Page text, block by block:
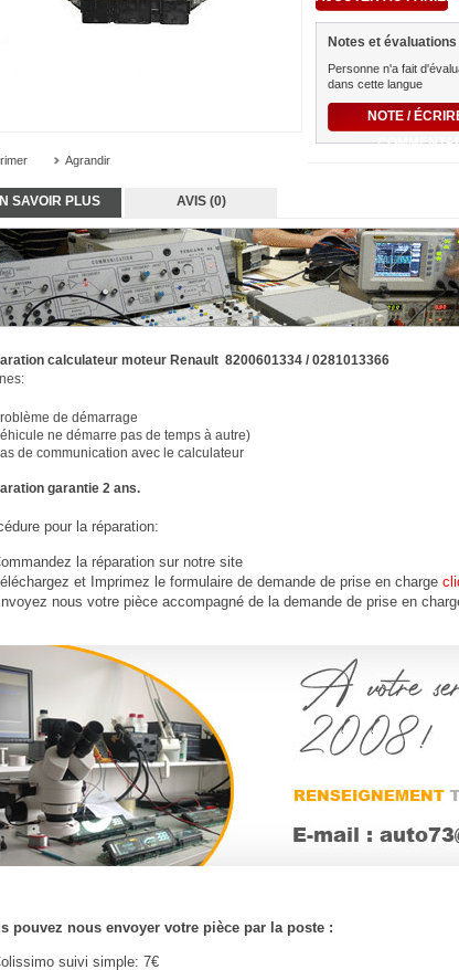
Agrandir
Notes et
Personne n'a fait
dans cette langue
NOTE /
SAVOIR PLUS AVIS (0)
calculateur moteur Renault 8200601334 / 0281013366
de démarrage
ne démarre pas de temps à autre)
de communication avec le calculateur
garantie 2 ans.
pour la réparation:
la réparation sur notre site
et Imprimez le formulaire de demande de prise en charge
nous votre pièce accompagné de la demande de prise en
pouvez nous envoyer votre pièce par la poste :
suivi simple: 7€